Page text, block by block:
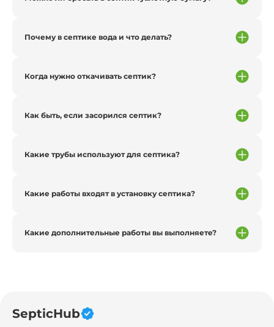
Почему в септике вода и что делать?
Когда нужно откачивать септик?
Как быть, если засорился септик?
Какие трубы используют для септика?
Какие работы входят в установку септика?
Какие дополнительные работы вы выполняете?
SepticHub